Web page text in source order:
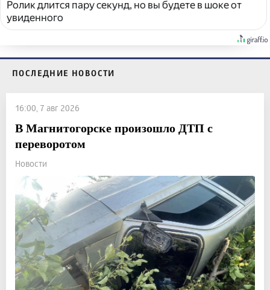
Ролик длится пару секунд, но вы будете в шоке от
увиденного
ПОСЛЕДНИЕ НОВОСТИ
16:00, 7 авг 2026
В Магнитогорске произошло ДТП с
переворотом
Новости